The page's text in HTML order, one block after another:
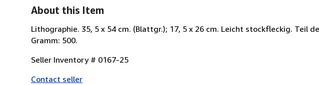
About this Item
Lithographie. 35, 5 x 54 cm. (Blattgr.); 17, 5 x 26 cm. Leicht stockfleckig. Teil
Gramm: 500.
Seller Inventory # 0167-25
Contact seller